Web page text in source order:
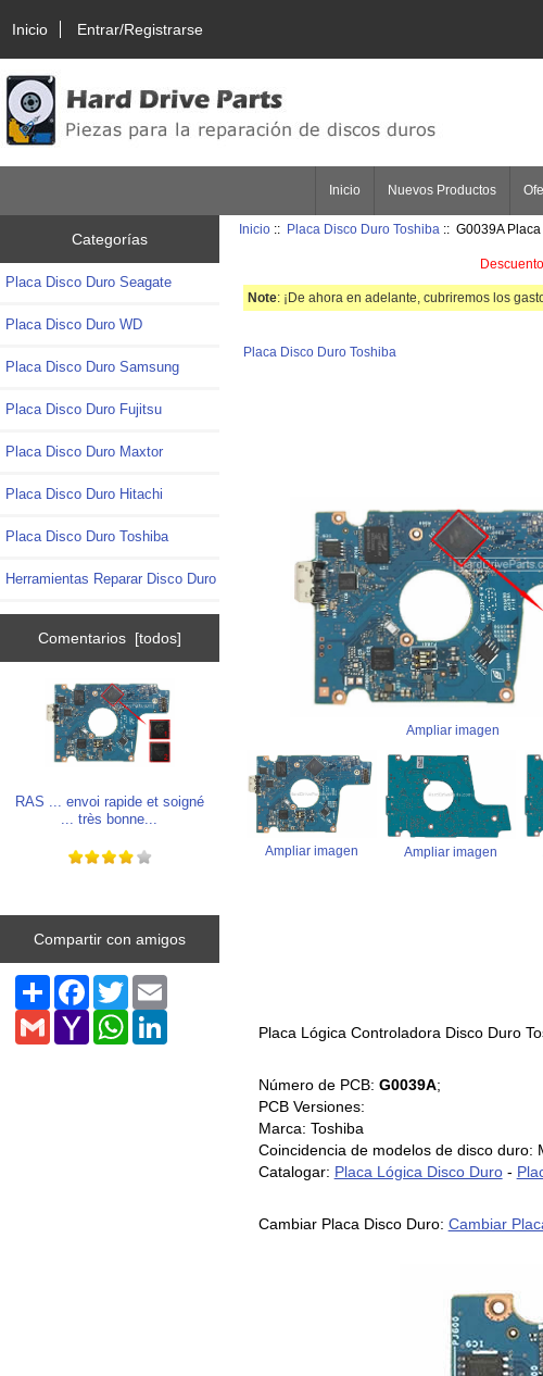
Inicio Entrar/Registrarse
Inicio Nuevos Productos
Categorías
Placa Disco Duro Seagate
Placa Disco Duro WD
Placa Disco Duro Samsung
Placa Disco Duro Fujitsu
Placa Disco Duro Maxtor
Placa Disco Duro Hitachi
Placa Disco Duro Toshiba
Herramientas Reparar Disco Duro
Comentarios [todos]
RAS ... envoi rapide et soigné
... très bonne...
Compartir con amigos
Share Facebook
TwitterEmail
Gmail Yahoo
Mail
WhatsAppLinkedIn
Inicio :: Placa Disco Duro Toshiba :: G0039A
Note: ¡De ahora en adelante, cubriremos los
Placa Disco Duro Toshiba
Ampliar imagen
Ampliar imagen Ampliar imagen
Placa Lógica Controladora Disco Duro
Número de PCB: G0039A;
PCB Versiones:
Marca: Toshiba
Coincidencia de modelos de disco duro:
Catalogar: Placa Lógica Disco Duro-
Cambiar Placa Disco Duro: Cambiar